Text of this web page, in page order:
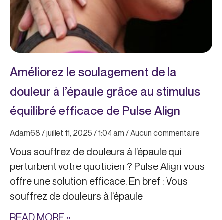
Améliorez le soulagement de la
douleur à l’épaule grâce au stimulus
équilibré efficace de Pulse Align
Adam68 juillet 11, 2025 1:04 am Aucun commentaire
Vous souffrez de douleurs à l’épaule qui
perturbent votre quotidien ? Pulse Align vous
offre une solution efficace. En bref : Vous
souffrez de douleurs à l’épaule
READ MORE »